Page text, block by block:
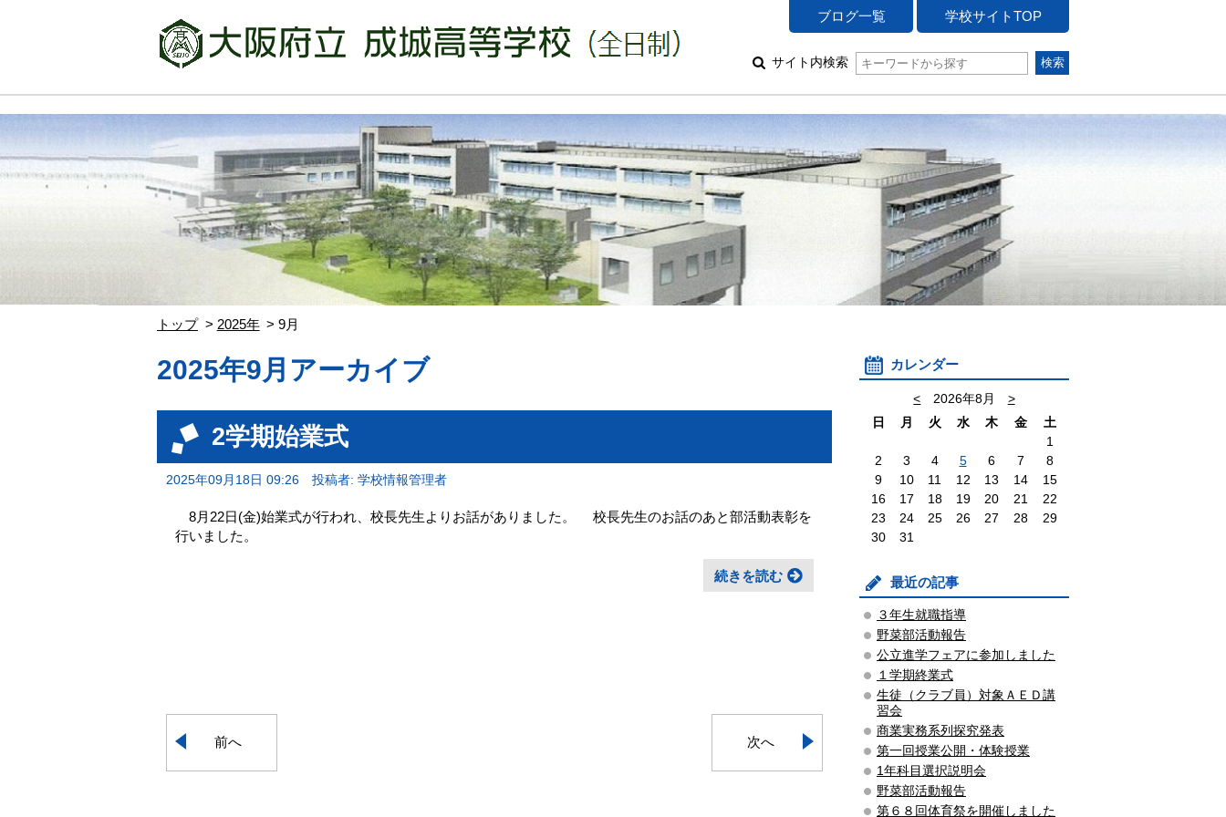
ブログ一覧 学校サイトTOP
サイト内検索
トップ 2025年 9月
2025年9月アーカイブ
2学期始業式
2025年09月18日 09:26 投稿者: 学校情報管理者
8月22日(金)始業式が行われ、校長先生よりお話がありました。 校長先生のお話のあと部活動表彰を
行いました。
続きを読む
前へ 次へ
カレンダー
< 2026年8月
>
日
月 火 水 木 金
土
1
2
3 4 5 6 7
8
9
10 11 12 13 14
15
16
17 18 19 20 21
22
23
24 25 26 27 28
29
30
31
最近の記事
３年生就職指導
野菜部活動報告
公立進学フェアに参加しました
１学期終業式
生徒（クラブ員）対象ＡＥＤ講
習会
商業実務系列探究発表
第一回授業公開・体験授業
1年科目選択説明会
野菜部活動報告
第６８回体育祭を開催しました